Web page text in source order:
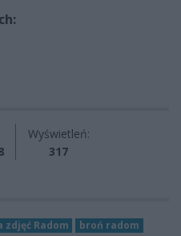
Wyświetleń:
317
zdjęć Radom
broń radom